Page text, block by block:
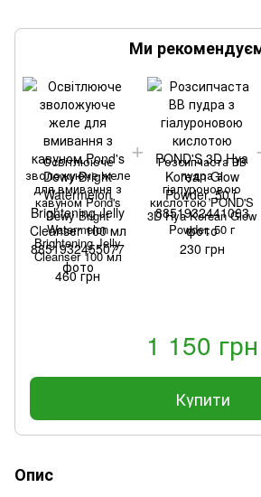
Ми
Освітлююче
зволожуюче желе
для вмивання з
кавуном Pond's
Dewy Bright
Watermelon
Brightening Jelly
Cleanser 100 мл
460 грн
Розсипчаста ВВ
пудра з
гіалуроновою
кислотою POND'S
3D Hya Korean Glow
Powder, 50 г
230 грн
1 150 грн
Купити
Опис